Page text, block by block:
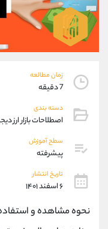
زمان مطالعه
7 دقیقه
دسته بندی
اصطلاحات بازار ارز
سطح آموزش
پیشرفته
تاریخ انتشار
۶ اسفند ۱۴۰۱
نحوه مشاهده و استفاده
واتساپ
تلگرام
داخلی
پشتیبان فروش
واتساپ
داخلی
اطلاعات تماس (دفتر فروش)
تلفن
بدون پیش شماره